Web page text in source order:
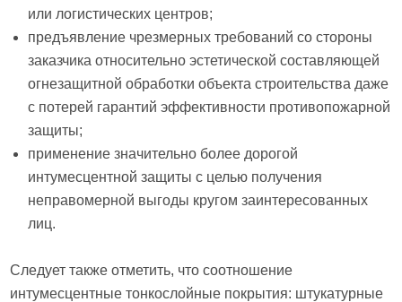
или логистических центров;
предъявление чрезмерных требований со стороны
заказчика относительно эстетической составляющей
огнезащитной обработки объекта строительства даже
с потерей гарантий эффективности противопожарной
защиты;
применение значительно более дорогой
интумесцентной защиты с целью получения
неправомерной выгоды кругом заинтересованных
лиц.
Следует также отметить, что соотношение
интумесцентные тонкослойные покрытия: штукатурные